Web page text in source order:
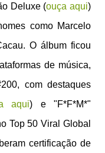
Deluxe (ouça aqui)
como Marcelo
O álbum ficou
de música,
com destaques
aqui) e "F*F*M*"
Top 50 Viral Global
certificação de